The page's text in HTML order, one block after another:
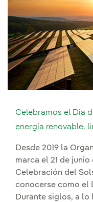
Celebramos el Día
energía renovable,
Desde 2019 la
marca el 21 de
Celebración del
conocerse como el
Durante siglos, a